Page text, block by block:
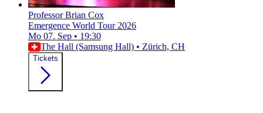
Professor Brian Cox
Emergence World Tour 2026
Mo 07. Sep • 19:30
The Hall (Samsung Hall) • Zürich, CH
Tickets